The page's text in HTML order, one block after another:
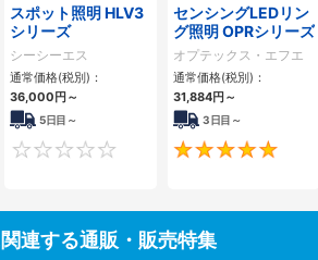
5
スポット照明 HLV3
シリーズ
シーシーエス
通常価格(税別)：
36,000 円 ～
5日目～
0
センシングLEDリン
グ照明 OPRシリーズ
オプテックス・エフエ
ー
通常価格(税別)：
31,884円 ～
3日目～
連する通販・販売特集